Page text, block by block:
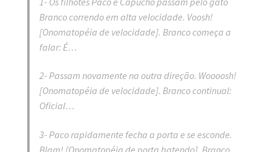
Branco correndo em alta velocidade. Voosh!
[Onomatopéia de velocidade]. Branco começa a
falar: É…
2- Passam novamente na outra direção. Woooosh!
[Onomatopéia de velocidade]. Branco continual:
Oficial…
3- Paco rapidamente fecha a porta e se esconde.
Blam! [Onomatopéia de porta batendo]. Branco